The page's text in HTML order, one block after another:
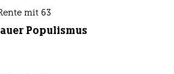
mit 63
Populismus